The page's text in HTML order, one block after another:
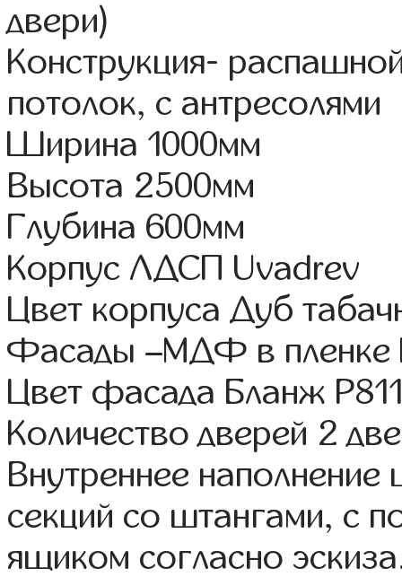
двери)
Конструкция-
потолок, с антресолями
Ширина 1000мм
Высота 2500мм
Глубина 600мм
Корпус ЛДСП Uvadrev
Цвет корпуса Дуб
Фасады –МДФ в
Цвет фасада Бланж
Количество дверей 2
Внутреннее
секций со штангами, с
ящиком согласно